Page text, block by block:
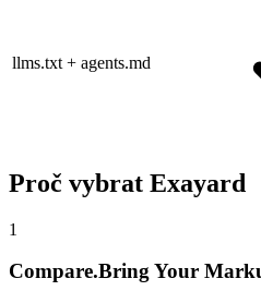
llms.txt + agents.md
Proč vybrat Exayard
1
Compare.Bring Your